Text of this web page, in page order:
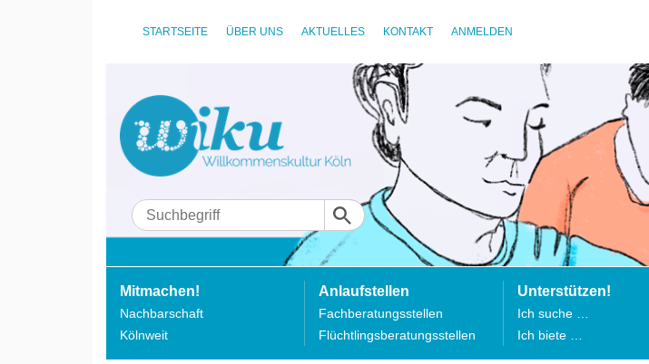
STARTSEITE ÜBER UNS AKTUELLES KONTAKT ANMELDEN
Mitmachen!
Nachbarschaft
Kölnweit
Anlaufstellen
Fachberatungsstellen
Flüchtlingsberatungsstellen
Unterstützen!
Ich suche …
Ich biete …